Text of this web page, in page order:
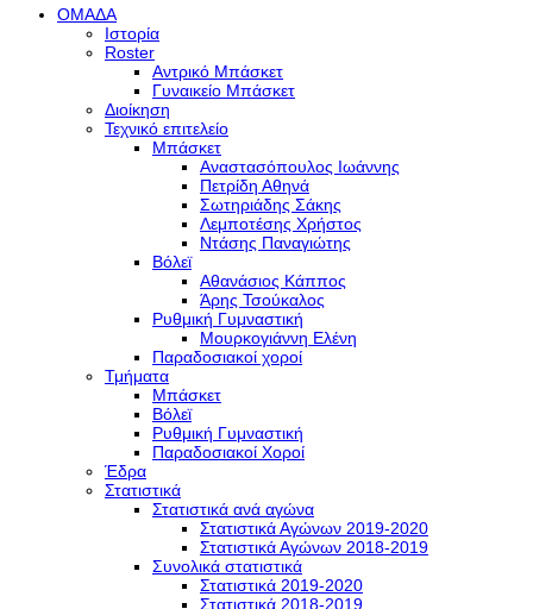
ΟΜΑΔΑ
Ιστορία
Roster
Αντρικό Μπάσκετ
Γυναικείο Μπάσκετ
Διοίκηση
Τεχνικό επιτελείο
Μπάσκετ
Αναστασόπουλος Ιωάννης
Πετρίδη Αθηνά
Σωτηριάδης Σάκης
Λεμποτέσης Χρήστος
Ντάσης Παναγιώτης
Βόλεϊ
Αθανάσιος Κάππος
Άρης Τσούκαλος
Ρυθμική Γυμναστική
Μουρκογιάννη Ελένη
Παραδοσιακοί χοροί
Τμήματα
Μπάσκετ
Βόλεϊ
Ρυθμική Γυμναστική
Παραδοσιακοί Χοροί
Έδρα
Στατιστικά
Στατιστικά ανά αγώνα
Στατιστικά Αγώνων 2019-2020
Στατιστικά Αγώνων 2018-2019
Συνολικά στατιστικά
Στατιστικά 2019-2020
Στατιστικά 2018-2019